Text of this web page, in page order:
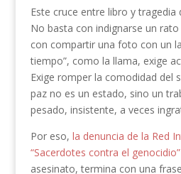
Este cruce entre libro y tragedia
No basta con indignarse un
con compartir una foto con un
tiempo”, como la llama, exige
Exige romper la comodidad del
paz no es un estado, sino un
pesado, insistente, a veces
Por eso, la denuncia de la Red
“Sacerdotes contra el genocidio”
asesinato, termina con una